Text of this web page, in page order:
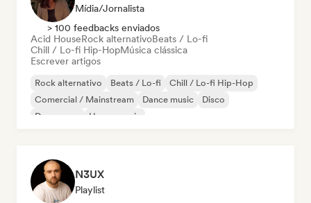
Mídia/Jornalista
> 100 feedbacks enviados
Acid HouseRock alternativoBeats / Lo-fi
Chill / Lo-fi Hip-HopMúsica clássica
Escrever artigos
Rock alternativo Beats / Lo-fi
Chill / Lo-fi Hip-Hop
Comercial / Mainstream
Dance music
Disco
Dream pop
House music
N3UX
Playlist